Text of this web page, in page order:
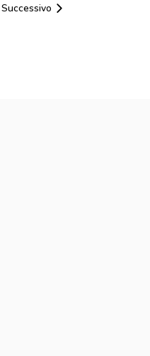
Successivo